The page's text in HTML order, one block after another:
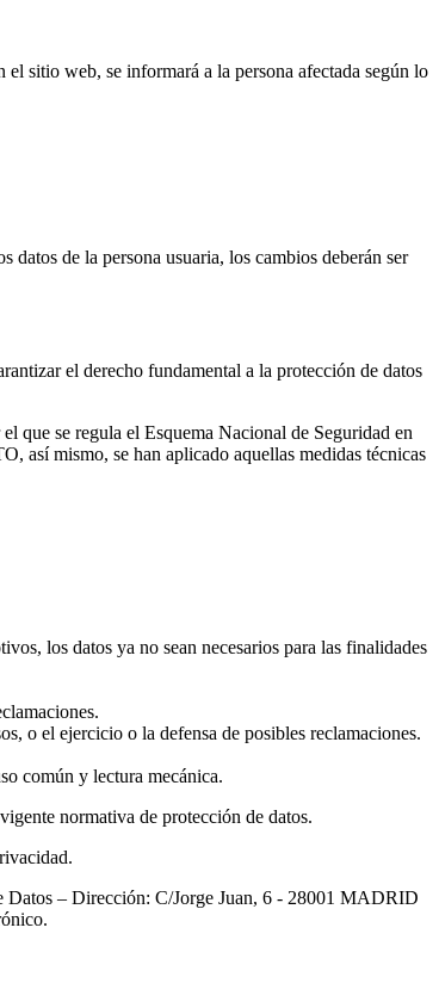
sitio web, se informará a la persona afectada según lo
de la persona usuaria, los cambios deberán ser
el derecho fundamental a la protección de datos
que se regula el Esquema Nacional de Seguridad en
así mismo, se han aplicado aquellas medidas técnicas
los datos ya no sean necesarios para las finalidades
o el ejercicio o la defensa de posibles reclamaciones.
común y lectura mecánica.
normativa de protección de datos.
Datos – Dirección: C/Jorge Juan, 6 - 28001 MADRID